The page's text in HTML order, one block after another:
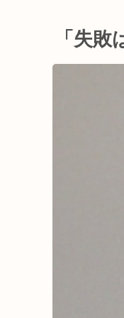
「失